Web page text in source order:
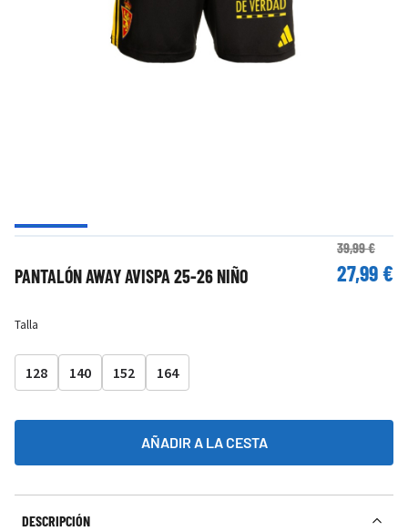
PANTALÓN AWAY AVISPA 25-26 NIÑO
39,99 €
27,99 €
Talla
128 140 152 164
AÑADIR A LA CESTA
DESCRIPCIÓN